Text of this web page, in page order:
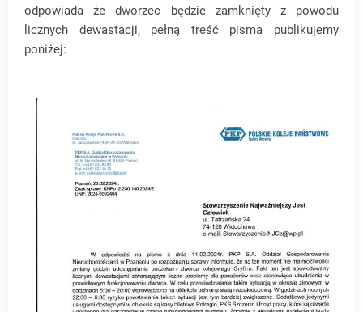
odpowiada że dworzec będzie zamknięty z powodu
licznych dewastacji, pełną treść pisma publikujemy
poniżej: